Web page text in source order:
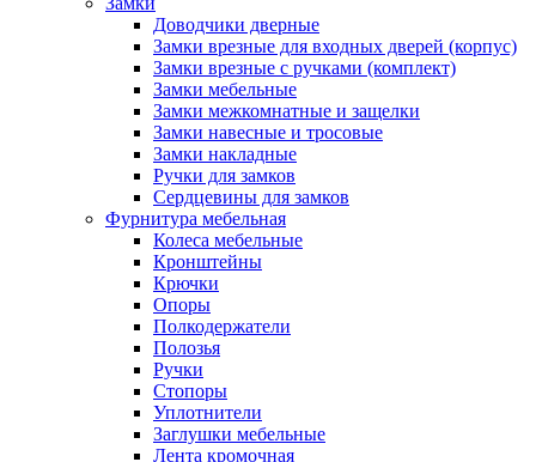
Доводчики дверные
Замки врезные для входных дверей (корпус)
Замки врезные с ручками (комплект)
Замки мебельные
Замки межкомнатные и защелки
Замки навесные и тросовые
Замки накладные
Ручки для замков
Сердцевины для замков
Фурнитура мебельная
Колеса мебельные
Кронштейны
Крючки
Опоры
Полкодержатели
Полозья
Ручки
Стопоры
Уплотнители
Заглушки мебельные
Лента кромочная